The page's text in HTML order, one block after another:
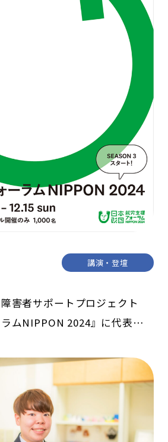
講演・登壇
害者サポートプロジェクト
ラムNIPPON 2024』に代表家